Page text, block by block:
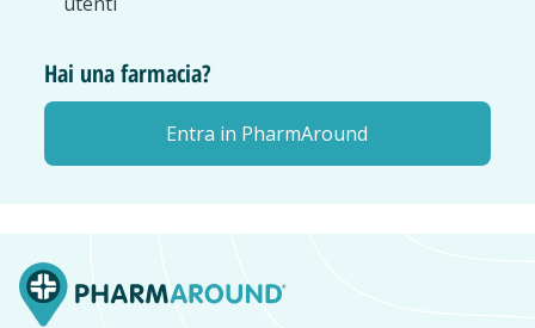
Hai una farmacia?
Entra in PharmAround